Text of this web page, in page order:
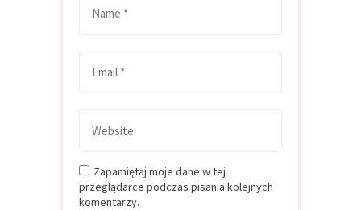
Zapamiętaj moje dane w tej
przeglądarce podczas pisania kolejnych
komentarzy.